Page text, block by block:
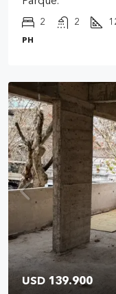
2 2
PH
USD 139.900